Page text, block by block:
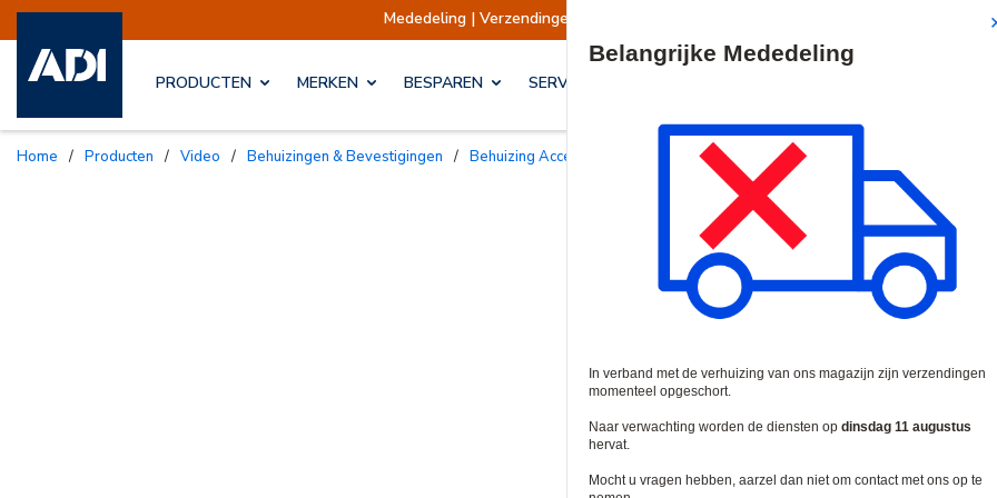
Mededeling | Verzendingen opgeschort Verzendingen worden op dinsdag 11
PRODUCTEN MERKEN BESPAREN SERVICES & OPLOSSINGEN
Home / Producten / Video / Behuizingen & Bevestigingen / Behuizing Accessoires